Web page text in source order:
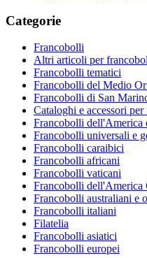
Categorie
Francobolli
Altri articoli per
Francobolli tematici
Francobolli del Medio
Francobolli di San
Cataloghi e accessori
Francobolli dell'America
Francobolli universali e
Francobolli caraibici
Francobolli africani
Francobolli vaticani
Francobolli dell'America
Francobolli australiani e
Francobolli italiani
Filatelia
Francobolli asiatici
Francobolli europei